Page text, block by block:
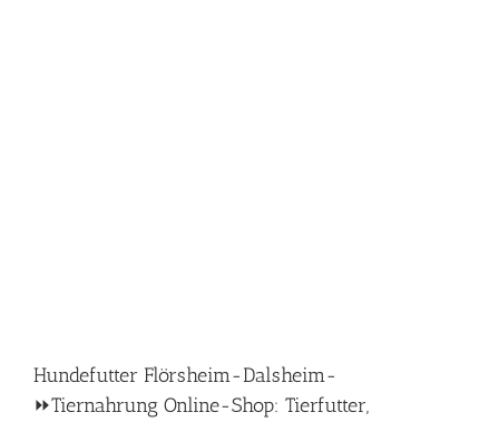
Hundefutter Flörsheim-Dalsheim-
⏩Tiernahrung Online-Shop: Tierfutter,